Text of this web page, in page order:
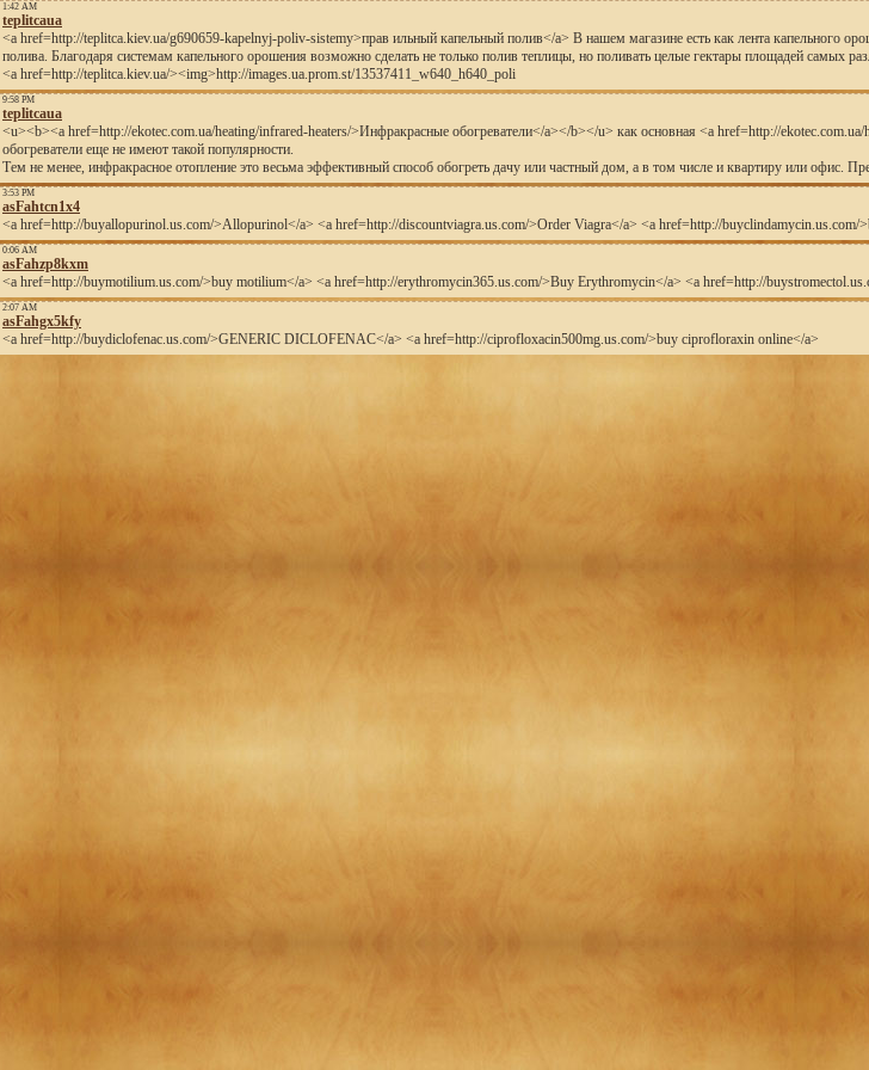
1:42 AM
teplitcaua
<a href=http://teplitca.kiev.ua/g690659-kapelnyj-poliv-sistemy>прав ильный капельный полив</a> В нашем магазине есть как лента капельного
полива. Благодаря системам капельного орошения возможно сделать не только полив теплицы, но поливать целые гектары площадей самых
<a href=http://teplitca.kiev.ua/><img>http://images.ua.prom.st/13537411_w640_h640_poli
9:58 PM
teplitcaua
<u><b><a href=http://ekotec.com.ua/heating/infrared-heaters/>Инфракрасные обогреватели</a></b></u> как основная <a href=http://
обогреватели еще не имеют такой популярности.
Тем не менее, инфракрасное отопление это весьма эффективный способ обогреть дачу или частный дом, а в том числе и квартиру или офис.
3:53 PM
asFahtcn1x4
<a href=http://buyallopurinol.us.com/>Allopurinol</a> <a href=http://discountviagra.us.com/>Order Viagra</a> <a href=http://buyclindamycin.us.com/
0:06 AM
asFahzp8kxm
<a href=http://buymotilium.us.com/>buy motilium</a> <a href=http://erythromycin365.us.com/>Buy Erythromycin</a> <a href=http://
2:07 AM
asFahgx5kfy
<a href=http://buydiclofenac.us.com/>GENERIC DICLOFENAC</a> <a href=http://ciprofloxacin500mg.us.com/>buy ciprofloraxin online</a>